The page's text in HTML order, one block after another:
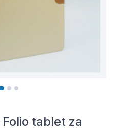
tablet za